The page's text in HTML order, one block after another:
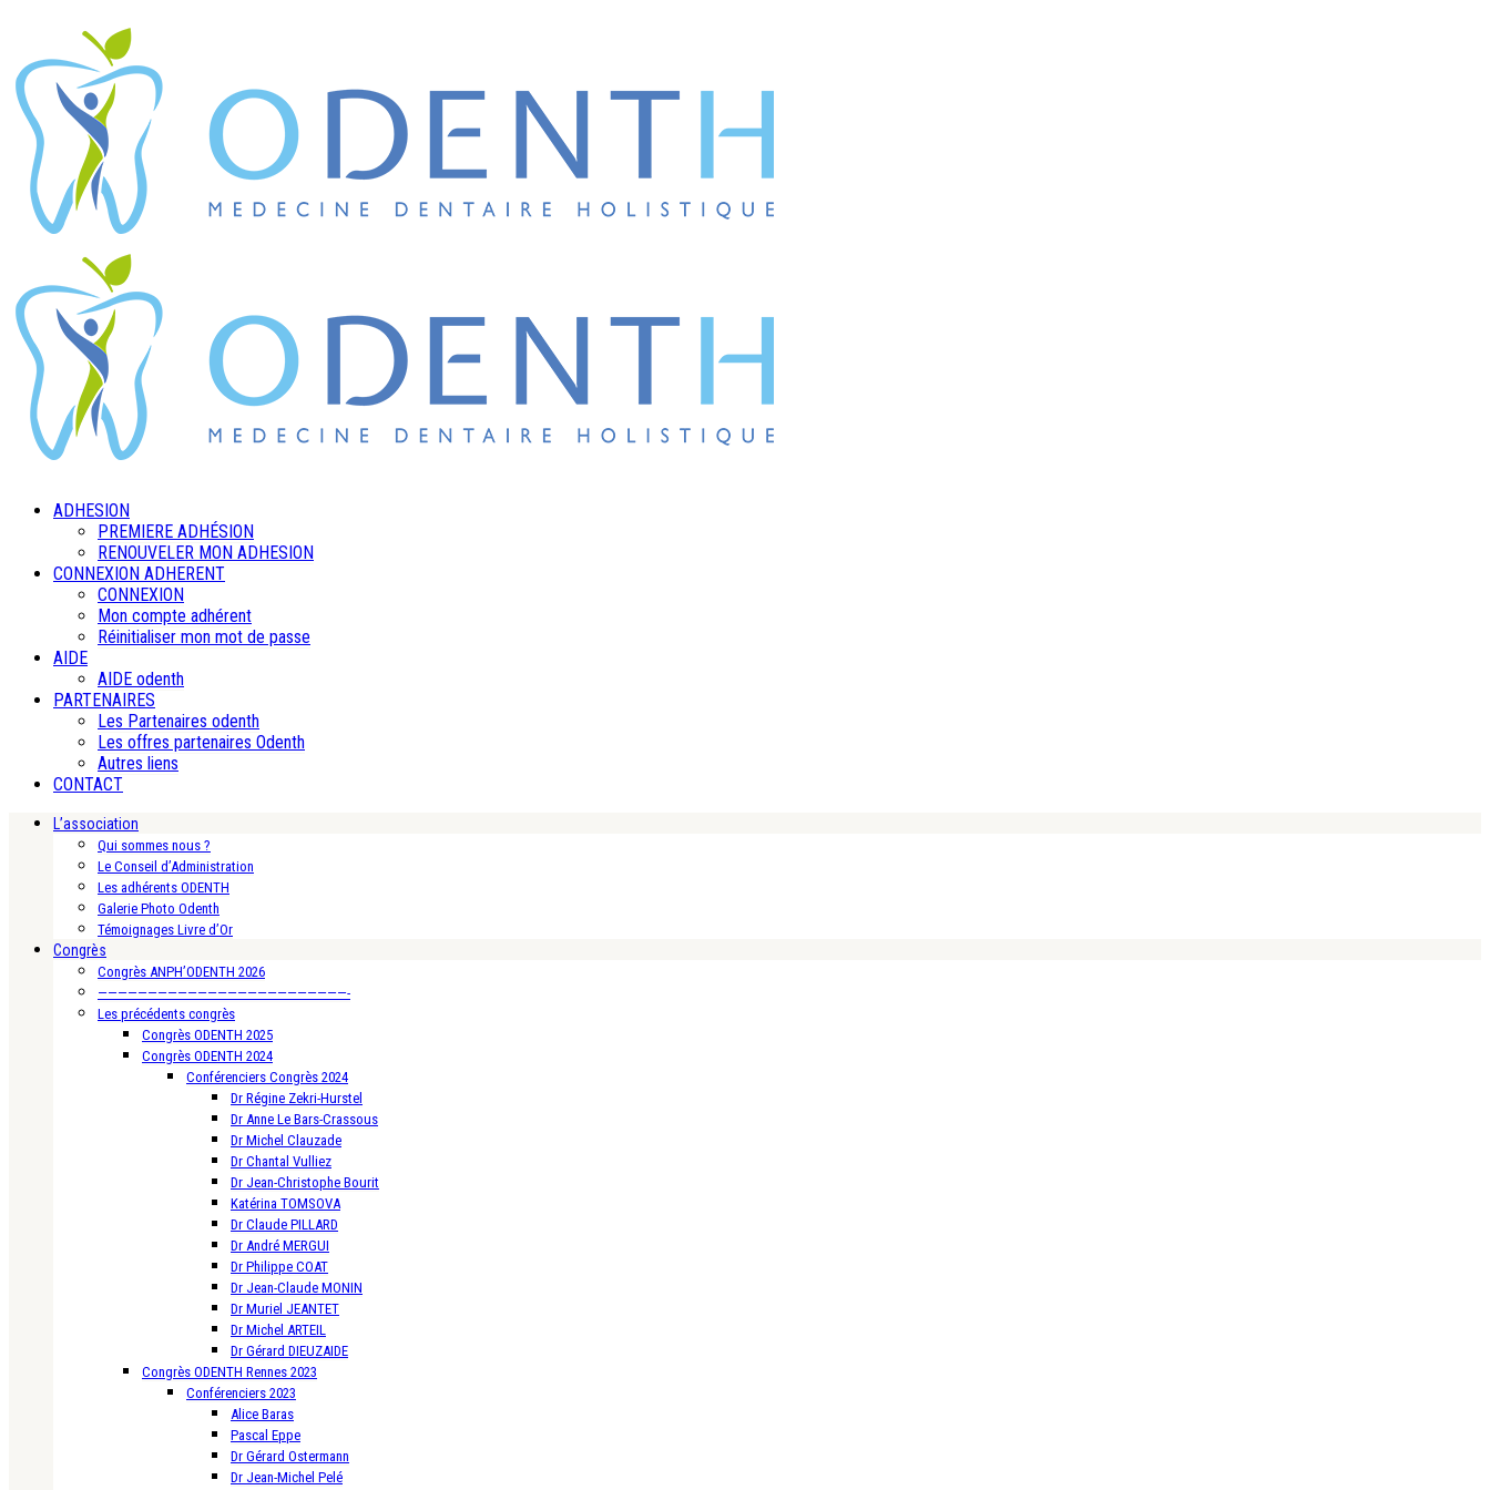
ADHESION
PREMIERE ADHÉSION
RENOUVELER MON ADHESION
CONNEXION ADHERENT
CONNEXION
Mon compte adhérent
Réinitialiser mon mot de passe
AIDE
AIDE odenth
PARTENAIRES
Les Partenaires odenth
Les offres partenaires Odenth
Autres liens
CONTACT
L’association
Qui sommes nous ?
Le Conseil d’Administration
Les adhérents ODENTH
Galerie Photo Odenth
Témoignages Livre d’Or
Congrès
Congrès ANPH’ODENTH 2026
—————————————————————————-
Les précédents congrès
Congrès ODENTH 2025
Congrès ODENTH 2024
Conférenciers Congrès 2024
Dr Régine Zekri-Hurstel
Dr Anne Le Bars-Crassous
Dr Michel Clauzade
Dr Chantal Vulliez
Dr Jean-Christophe Bourit
Katérina TOMSOVA
Dr Claude PILLARD
Dr André MERGUI
Dr Philippe COAT
Dr Jean-Claude MONIN
Dr Muriel JEANTET
Dr Michel ARTEIL
Dr Gérard DIEUZAIDE
Congrès ODENTH Rennes 2023
Conférenciers 2023
Alice Baras
Pascal Eppe
Dr Gérard Ostermann
Dr Jean-Michel Pelé